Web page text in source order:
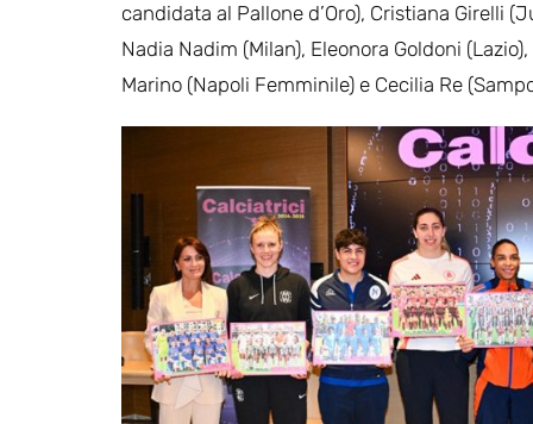
candidata al Pallone d’Oro), Cristiana Girelli
Nadia Nadim (Milan), Eleonora Goldoni
Marino (Napoli Femminile) e Cecilia Re